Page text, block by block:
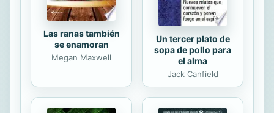
Las ranas también
se enamoran
Megan Maxwell
Un tercer plato de
sopa de pollo para
el alma
Jack Canfield